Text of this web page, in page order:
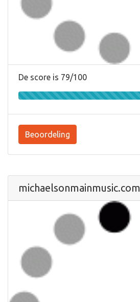
De score is 79/100
Beoordeling
michaelsonmainmusic.com